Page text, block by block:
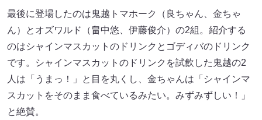
最後に登場したのは鬼越トマホーク（良ちゃん、金ちゃ
ん）とオズワルド（畠中悠、伊藤俊介）の2組。紹介する
のはシャインマスカットのドリンクとゴディバのドリンク
です。シャインマスカットのドリンクを試飲した鬼越の2
人は「うまっ！」と目を丸くし、金ちゃんは「シャインマ
スカットをそのまま食べているみたい。みずみずしい！」
と絶賛。